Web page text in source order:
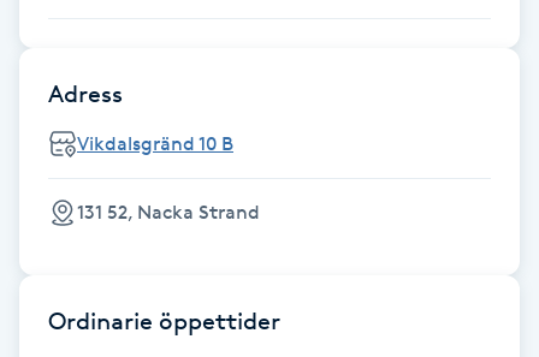
HIFU
Hudföryngring
Adress
Vikdalsgränd 10 B
131 52, Nacka Strand
Ordinarie öppettider